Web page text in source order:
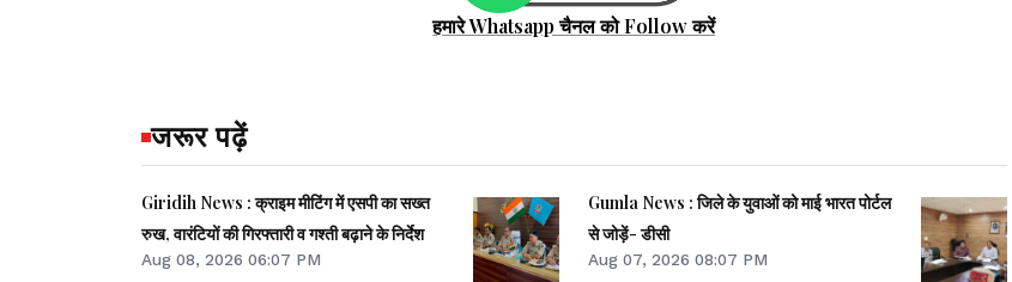
हमारे Whatsapp चैनल को Follow करें
जरूर पढ़ें
Giridih News : क्राइम मीटिंग में एसपी का सख्त
रुख, वारंटियों की गिरफ्तारी व गश्ती बढ़ाने के निर्देश
Aug 08, 2026 06:07 PM
Gumla News : जिले के युवाओं को माई भारत पोर्टल
से जोड़ें- डीसी
Aug 07, 2026 08:07 PM